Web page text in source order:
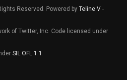
Reserved. Powered by Teline V -
of Twitter, Inc. Code licensed under
SIL OFL 1.1 .